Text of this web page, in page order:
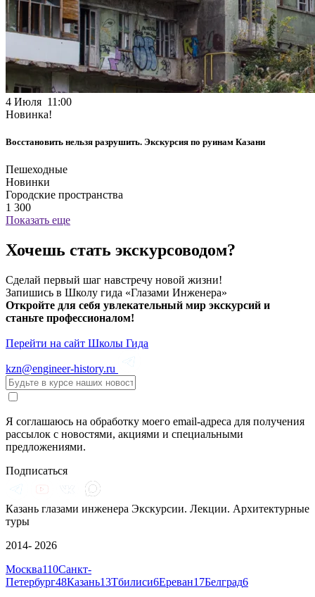
4 Июля 11:00
Новинка!
Восстановить нельзя разрушить. Экскурсия по руинам Казани
Пешеходные
Новинки
Городские пространства
1 300
Показать еще
Хочешь стать экскурсоводом?
Сделай первый шаг навстречу новой жизни!
Запишись в Школу гида «Глазами Инженера»
Откройте для себя увлекательный мир экскурсий и
станьте профессионалом!
Перейти на сайт Школы Гида
kzn@engineer-history.ru
Я соглашаюсь на обработку моего email-адреса для получения
рассылок с новостями, акциями и специальными
предложениями.
Подписаться
Казань глазами инженера Экскурсии. Лекции. Архитектурные
туры
2014- 2026
Москва110Санкт-
Петербург48Казань13Тбилиси6Ереван17Белград6